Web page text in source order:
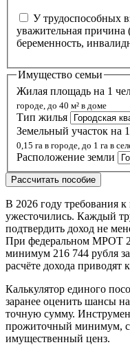
уважительная причина
беременность,
Имущество семьи
Жилая площадь на 1
городе, до 40 м² в доме
Тип жилья
Земельный участок на
0,15 га в городе, до 1 га в
Расположение земли
Рассчитать пособие
В 2026 году требования
ужесточились. Каждый
подтвердить доход не
При федеральном МРОТ
минимум 216 744 рубля
расчёте дохода приводят
Калькулятор единого
заранее оценить шансы
точную сумму.
прожиточный минимум,
имущественный ценз.